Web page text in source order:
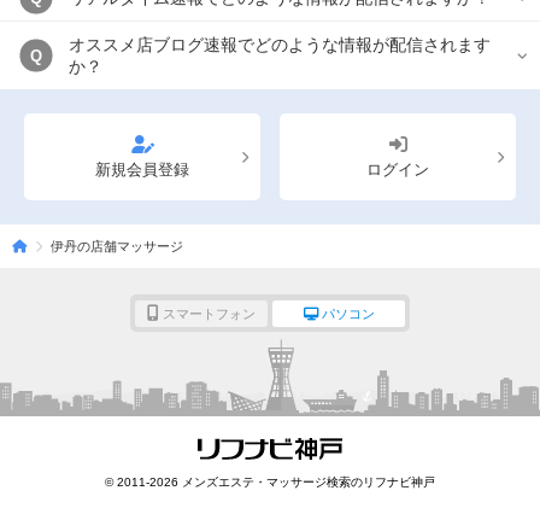
Q
オススメ店ブログ速報でどのような情報が配信されます
か？
新規会員登録 ログイン
伊丹の店舗マッサージ
スマートフォン パソコン
© 2011-2026 メンズエステ・マッサージ検索のリフナビ神戸